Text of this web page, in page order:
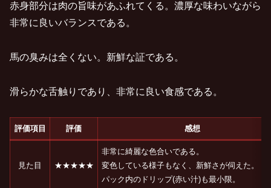
赤身部分は肉の旨味があふれてくる。濃厚な味わいながら
非常に良いバランスである。
馬の臭みは全くない。新鮮な証である。
滑らかな舌触りであり、非常に良い食感である。
評価項目 評価 感想
見た目 ★★★★★
非常に綺麗な色合いである。
変色している様子もなく、新鮮さが伺えた。
パック内のドリップ(赤い汁)も最小限。